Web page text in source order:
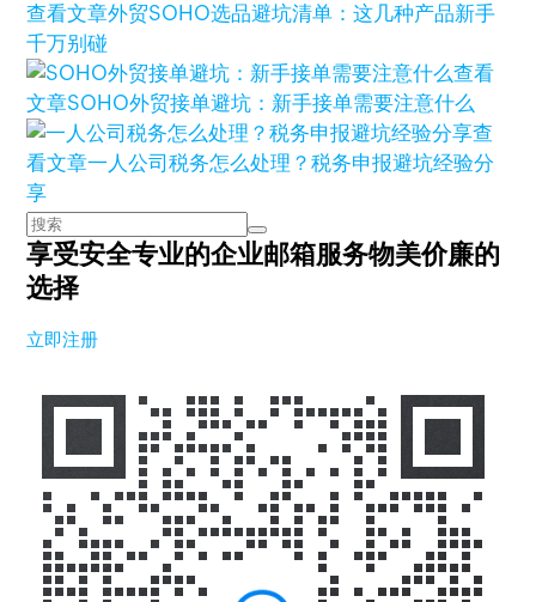
查看文章外贸SOHO选品避坑清单：这几种产品新手
千万别碰
查看
文章SOHO外贸接单避坑：新手接单需要注意什么
查
看文章一人公司税务怎么处理？税务申报避坑经验分
享
享受安全专业的企业邮箱服务物美价廉的
选择
立即注册